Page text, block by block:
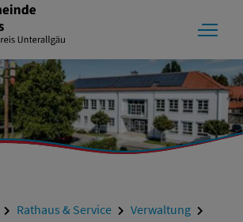
Rathaus & Service
Verwaltung